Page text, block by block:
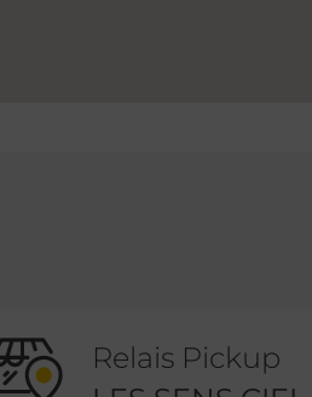
Relais Pickup